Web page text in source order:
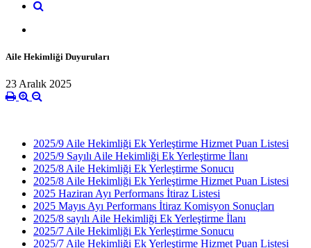
Aile Hekimliği Duyuruları
23 Aralık 2025
2025/9 Aile Hekimliği Ek Yerleştirme Hizmet Puan Listesi
2025/9 Sayılı Aile Hekimliği Ek Yerleştirme İlanı
2025/8 Aile Hekimliği Ek Yerleştirme Sonucu
2025/8 Aile Hekimliği Ek Yerleştirme Hizmet Puan Listesi
2025 Haziran Ayı Performans İtiraz Listesi
2025 Mayıs Ayı Performans İtiraz Komisyon Sonuçları
2025/8 sayılı Aile Hekimliği Ek Yerleştirme İlanı
2025/7 Aile Hekimliği Ek Yerleştirme Sonucu
2025/7 Aile Hekimliği Ek Yerleştirme Hizmet Puan Listesi